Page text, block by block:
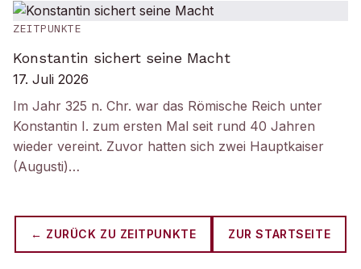
ZEITPUNKTE
Konstantin sichert seine Macht
17. Juli 2026
Im Jahr 325 n. Chr. war das Römische Reich unter
Konstantin I. zum ersten Mal seit rund 40 Jahren
wieder vereint. Zuvor hatten sich zwei Hauptkaiser
(Augusti)…
← ZURÜCK ZU ZEITPUNKTE ZUR STARTSEITE